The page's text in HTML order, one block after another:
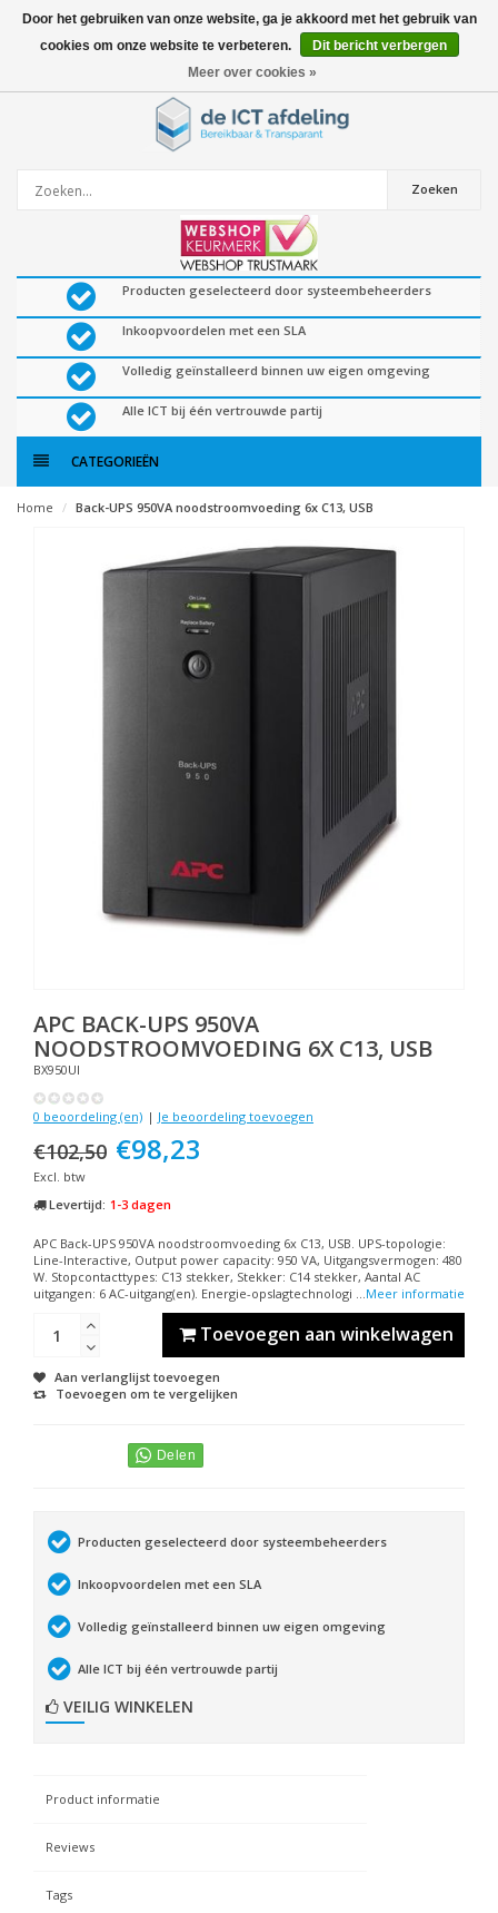
0artikelen
Zoeken
Producten geselecteerd door systeembeheerders
Inkoopvoordelen met een SLA
Volledig geïnstalleerd binnen uw eigen omgeving
Alle ICT bij één vertrouwde partij
CATEGORIEËN
Home Back-UPS 950VA noodstroomvoeding 6x C13, USB
APC BACK-UPS 950VA
NOODSTROOMVOEDING 6X C13, USB
BX950UI
0 beoordeling (en) | Je beoordeling toevoegen
€102,50 €98,23
Excl. btw
Levertijd: 1-3 dagen
APC Back-UPS 950VA noodstroomvoeding 6x C13, USB. UPS-topologie:
Line-Interactive, Output power capacity: 950 VA, Uitgangsvermogen: 480
W. Stopcontacttypes: C13 stekker, Stekker: C14 stekker, Aantal AC
uitgangen: 6 AC-uitgang(en). Energie-opslagtechnologi ...Meer informatie
Toevoegen aan winkelwagen
Aan verlanglijst toevoegen
Toevoegen om te vergelijken
Producten geselecteerd door systeembeheerders
Inkoopvoordelen met een SLA
Volledig geïnstalleerd binnen uw eigen omgeving
Alle ICT bij één vertrouwde partij
VEILIG WINKELEN
Product informatie
Reviews
Tags
Door het gebruiken van onze website, ga je akkoord met het gebruik van
cookies om onze website te verbeteren.
Dit bericht verbergen
Meer over cookies »